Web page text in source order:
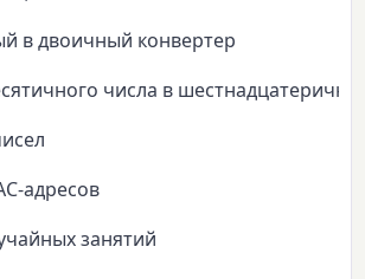
в двоичный конвертер
числа в
адресов
занятий